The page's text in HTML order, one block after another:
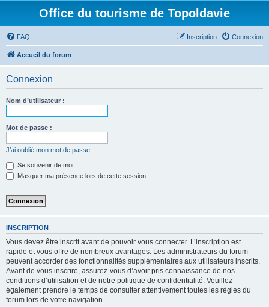
Office du tourisme de Topoldavie
FAQ Connexion
Inscription
Accueil du forum
Connexion
Nom d’utilisateur :
Mot de passe :
J’ai oublié mon mot de passe
Se souvenir de moi
Masquer ma présence lors de cette session
INSCRIPTION
Vous devez être inscrit avant de pouvoir vous connecter. L’inscription est
rapide et vous offre de nombreux avantages. Les administrateurs du forum
peuvent accorder des fonctionnalités supplémentaires aux utilisateurs inscrits.
Avant de vous inscrire, assurez-vous d’avoir pris connaissance de nos
conditions d’utilisation et de notre politique de confidentialité. Veuillez
également prendre le temps de consulter attentivement toutes les règles du
forum lors de votre navigation.